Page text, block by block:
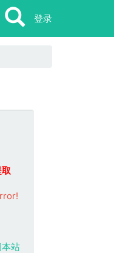
登录
Search
Search
站